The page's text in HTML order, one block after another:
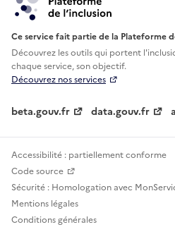
Ce service fait partie de la Plateforme
Découvrez les outils qui portent
chaque service, son objectif.
Découvrez nos services
beta.gouv.fr data.gouv.fr
Accessibilité : partiellement conforme
Code source
Sécurité : Homologation avec
Mentions légales
Conditions générales